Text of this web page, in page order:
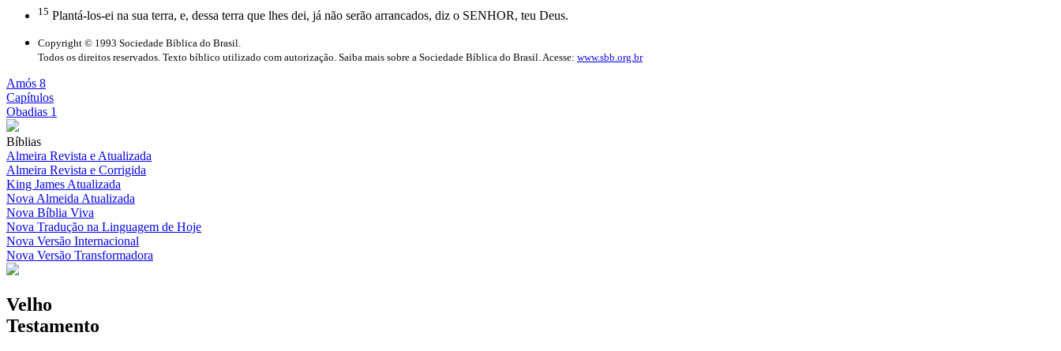
15 Plantá-los-ei na sua terra, e, dessa terra que lhes dei, já não serão arrancados, diz o SENHOR, teu Deus.
Copyright © 1993 Sociedade Bíblica do Brasil.
Todos os direitos reservados. Texto bíblico utilizado com autorização. Saiba mais sobre a Sociedade Bíblica do Brasil. Acesse: www.sbb.org.br
Amós 8
Capítulos
Obadias 1
Bíblias
Almeira Revista e Atualizada
Almeira Revista e Corrigida
King James Atualizada
Nova Almeida Atualizada
Nova Bíblia Viva
Nova Tradução na Linguagem de Hoje
Nova Versão Internacional
Nova Versão Transformadora
Velho
Testamento